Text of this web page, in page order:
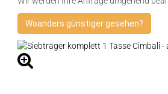
Woanders günstiger gesehen?